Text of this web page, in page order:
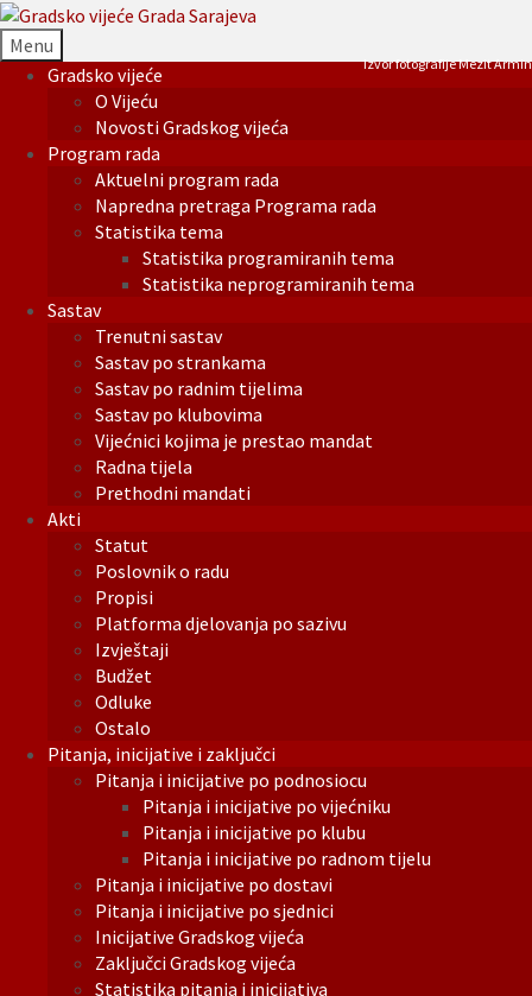
Menu
Gradsko vijeće
O Vijeću
Novosti Gradskog vijeća
Program rada
Aktuelni program rada
Napredna pretraga Programa rada
Statistika tema
Statistika programiranih tema
Statistika neprogramiranih tema
Sastav
Trenutni sastav
Sastav po strankama
Sastav po radnim tijelima
Sastav po klubovima
Vijećnici kojima je prestao mandat
Radna tijela
Prethodni mandati
Akti
Statut
Poslovnik o radu
Propisi
Platforma djelovanja po sazivu
Izvještaji
Budžet
Odluke
Ostalo
Pitanja, inicijative i zaključci
Pitanja i inicijative po podnosiocu
Pitanja i inicijative po vijećniku
Pitanja i inicijative po klubu
Pitanja i inicijative po radnom tijelu
Pitanja i inicijative po dostavi
Pitanja i inicijative po sjednici
Inicijative Gradskog vijeća
Zaključci Gradskog vijeća
Statistika pitanja i inicijativa
Izvor fotografije Mezit Armin